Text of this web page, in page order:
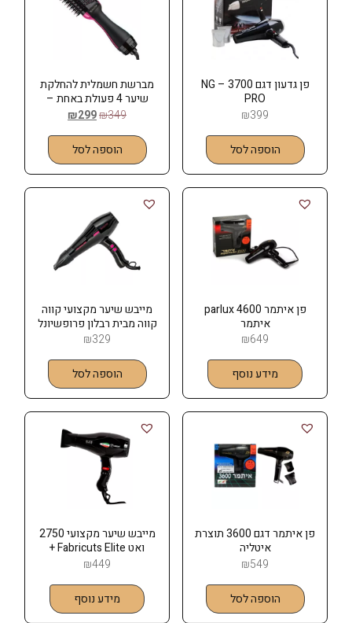
פן גדעון דגם 3700 – NG
PRO
₪399
הוספה לסל
מברשת חשמלית להחלקת
שיער 4 פעולת באחת –
REVOLUTION
₪349
₪299
הוספה לסל
פן איתמר 4600 parlux
איתמר
₪649
מידע נוסף
מייבש שיער מקצועי קווה
קווה מבית רבלון פרופשיונל
דגם 4600 ₪329
הוספה לסל
פן איתמר דגם 3600 תוצרת
איטליה
₪549
הוספה לסל
מייבש שיער מקצועי 2750
ואט Fabricuts Elite +
דיפיוזר
₪449
מידע נוסף